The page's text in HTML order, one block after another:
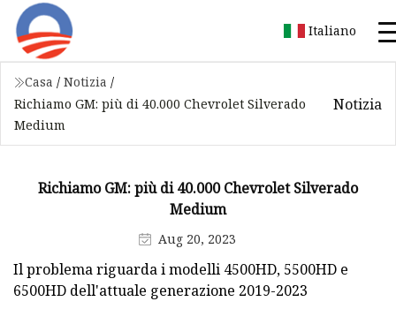
Italiano
Casa / Notizia /
Richiamo GM: più di 40.000 Chevrolet Silverado
Medium
Notizia
Richiamo GM: più di 40.000 Chevrolet Silverado
Medium
Aug 20, 2023
Il problema riguarda i modelli 4500HD, 5500HD e
6500HD dell'attuale generazione 2019-2023